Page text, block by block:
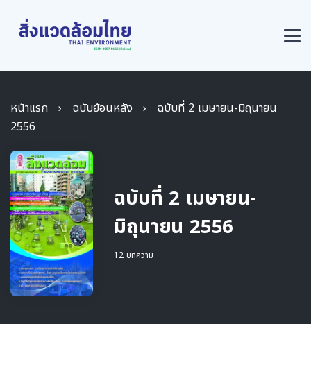
หน้าแรก › ฉบับย้อนหลัง ›
ฉบับที่ 2 เมษายน-มิถุนายน
2556
ฉบับที่ 2 เมษายน-
มิถุนายน 2556
12 บทความ